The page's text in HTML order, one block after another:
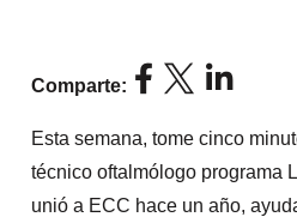
Comparte:
Esta semana, tome cinco
técnico oftalmólogo programa
unió a ECC hace un año,